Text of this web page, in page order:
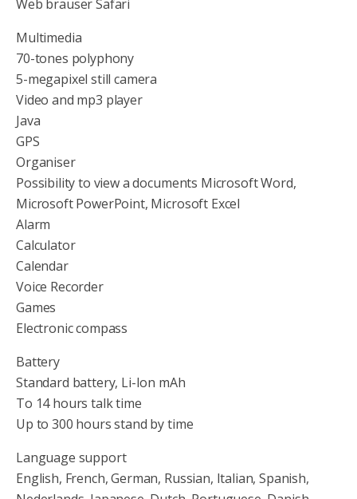
Web brauser Safari
Multimedia
70-tones polyphony
5-megapixel still camera
Video and mp3 player
Java
GPS
Organiser
Possibility to view a documents Microsoft Word,
Microsoft PowerPoint, Microsoft Excel
Alarm
Calculator
Calendar
Voice Recorder
Games
Electronic compass
Battery
Standard battery, Li-Ion mAh
To 14 hours talk time
Up to 300 hours stand by time
Language support
English, French, German, Russian, Italian, Spanish,